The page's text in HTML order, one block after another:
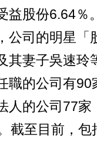
益股份6.64％
公司的明星「
其妻子吳速玲
職的公司有90
人的公司77家
截至目前，包